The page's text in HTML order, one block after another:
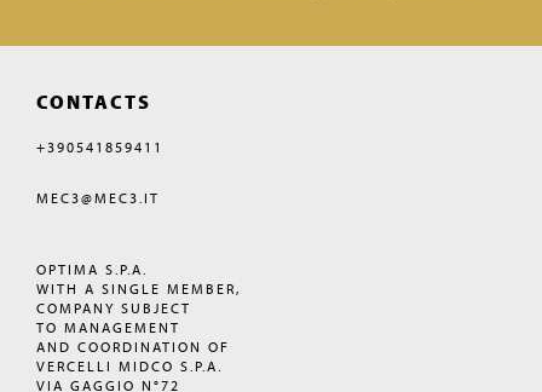
CONTACTS
+390541859411
MEC3@MEC3.IT
OPTIMA S.P.A.
WITH A SINGLE MEMBER,
COMPANY SUBJECT
TO MANAGEMENT
AND COORDINATION OF
VERCELLI MIDCO S.P.A.
VIA GAGGIO N°72